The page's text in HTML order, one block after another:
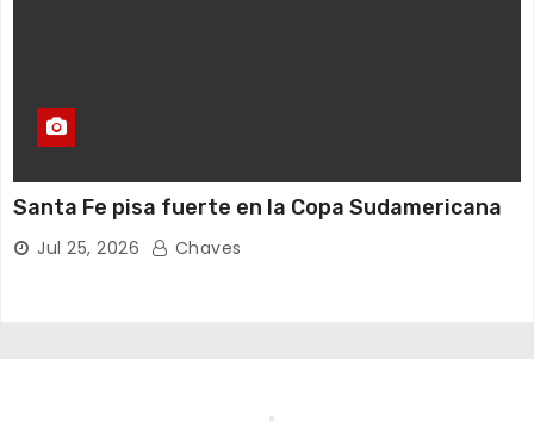
Santa Fe pisa fuerte en la Copa Sudamericana
Jul 25, 2026 Chaves